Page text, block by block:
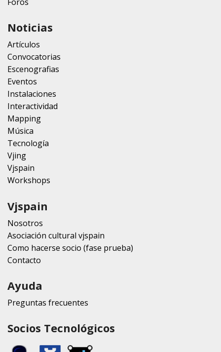
Noticias
Artículos
Convocatorias
Escenografias
Eventos
Instalaciones
Interactividad
Mapping
Música
Tecnología
Vjing
Vjspain
Workshops
Vjspain
Nosotros
Asociación cultural vjspain
Como hacerse socio (fase prueba)
Contacto
Ayuda
Preguntas frecuentes
Socios Tecnológicos